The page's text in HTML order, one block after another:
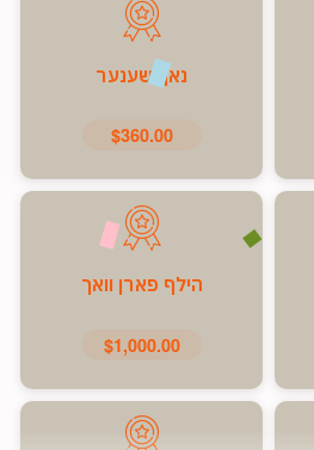
נאך שענער
$360.00
הילף פארן וואך
$1,000.00